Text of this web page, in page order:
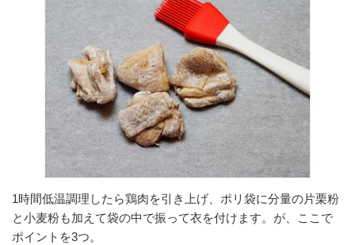
1時間低温調理したら鶏肉を引き上げ、ポリ袋に分量の片栗粉
と小麦粉も加えて袋の中で振って衣を付けます。が、ここで
ポイントを3つ。